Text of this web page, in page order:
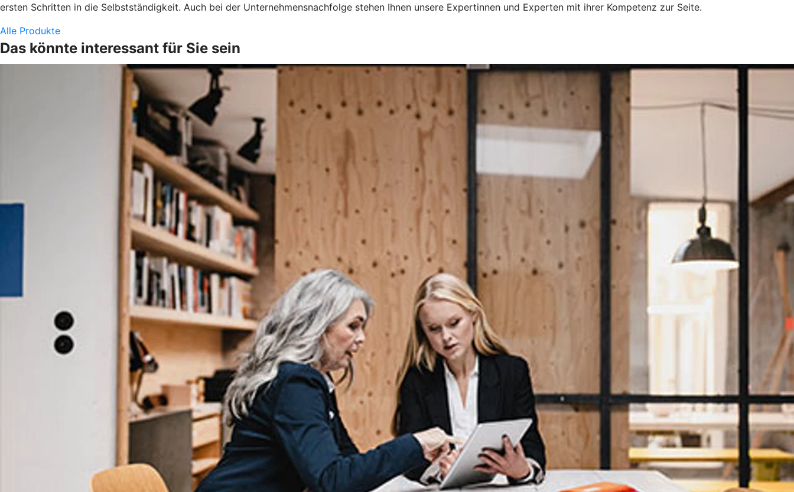
ersten Schritten in die Selbstständigkeit. Auch bei der Unternehmensnachfolge stehen Ihnen unsere Expertinnen und Experten mit ihrer Kompetenz zur Seite.
Alle Produkte
Das könnte interessant für Sie sein